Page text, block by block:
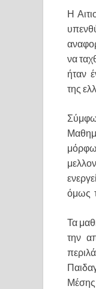
Η
να
ήταν
της
όμως
Τα
την
Μέσης